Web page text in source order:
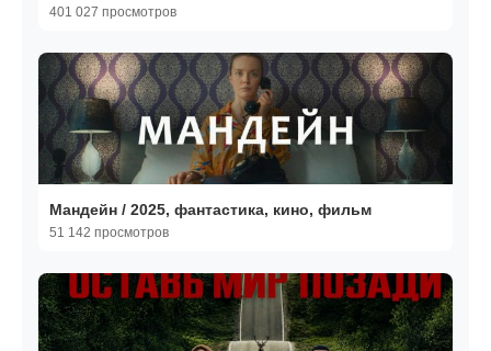
401 027 просмотров
Мандейн / 2025, фантастика, кино, фильм
51 142 просмотров